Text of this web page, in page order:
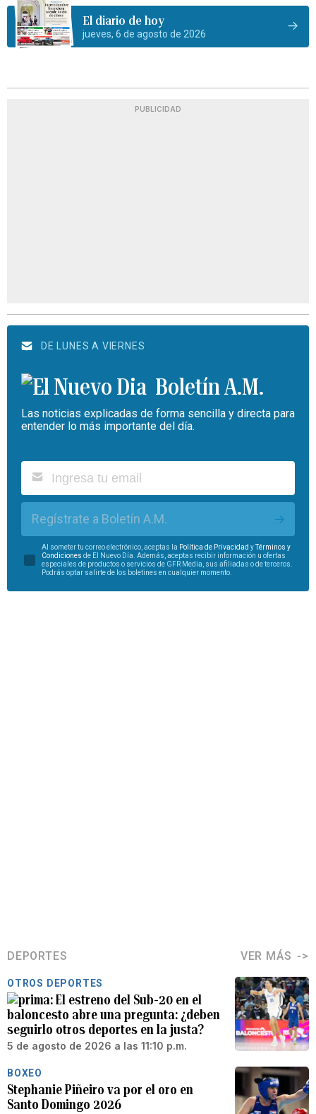
El diario de hoy
jueves, 6 de agosto de 2026
PUBLICIDAD
DE LUNES A VIERNES
Boletín A.M.
Las noticias explicadas de forma sencilla y directa para
entender lo más importante del día.
Regístrate a Boletín A.M.
Al someter tu correo electrónico, aceptas la Política de Privacidad yTérminos y
Condiciones de El Nuevo Día. Además, aceptas recibir información u ofertas
especiales de productos o servicios de GFR Media, sus afiliadas o de terceros.
Podrás optar salirte de los boletines en cualquier momento.
DEPORTES VER MÁS
OTROS DEPORTES
El estreno del Sub-20 en el
baloncesto abre una pregunta: ¿deben
seguirlo otros deportes en la justa?
5 de agosto de 2026 a las 11:10 p.m.
BOXEO
Stephanie Piñeiro va por el oro en
Santo Domingo 2026